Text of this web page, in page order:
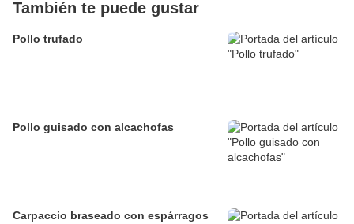
También te puede gustar
Pollo trufado
Pollo guisado con alcachofas
Carpaccio braseado con espárragos